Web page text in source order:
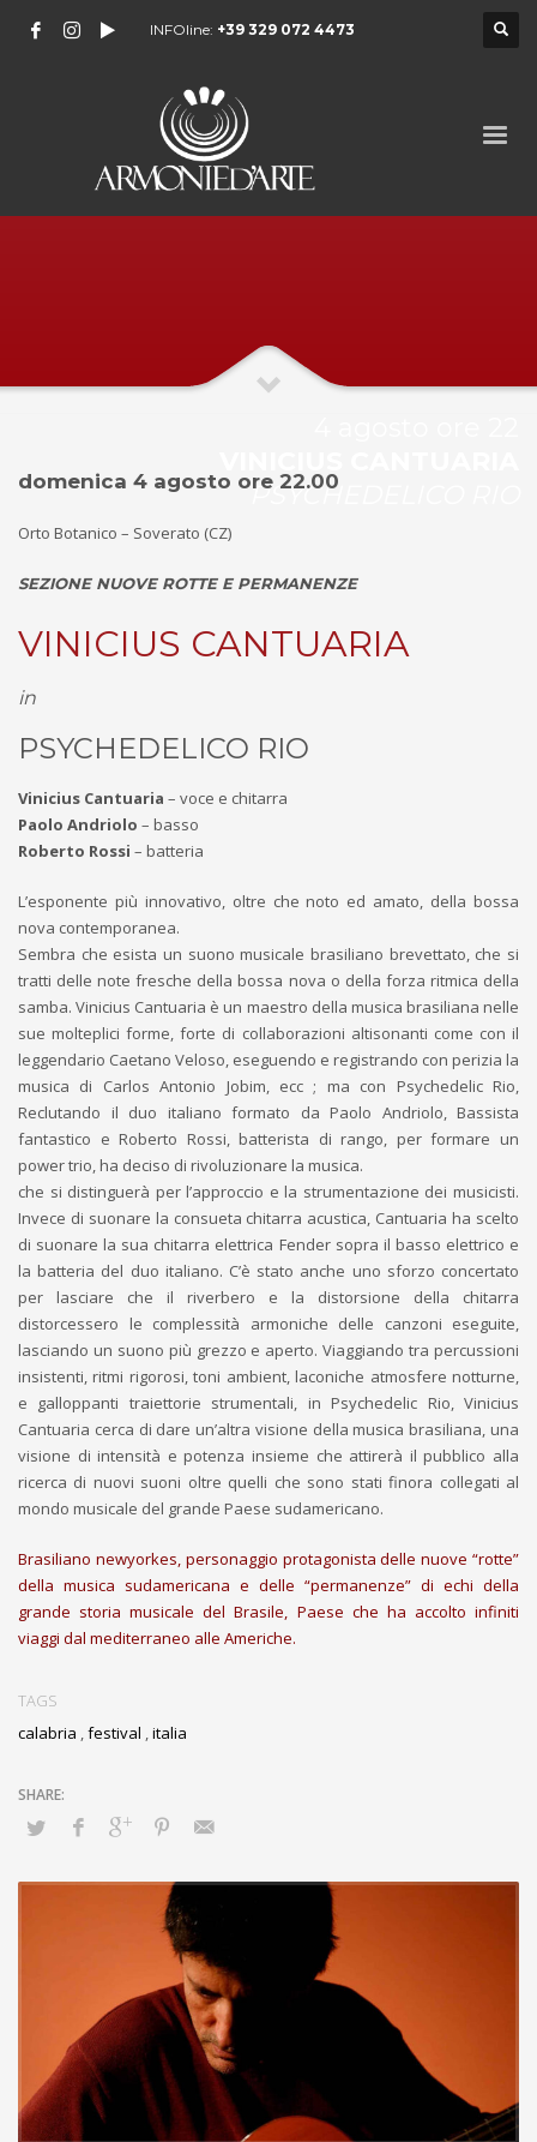
INFOline: +39 329 072 4473
PSYCHEDELICO RIO
domenica 4 agosto ore 22.00
Orto Botanico – Soverato (CZ)
SEZIONE NUOVE ROTTE E PERMANENZE
VINICIUS CANTUARIA
in
PSYCHEDELICO RIO
Vinicius Cantuaria – voce e chitarra
Paolo Andriolo – basso
Roberto Rossi – batteria
L’esponente più innovativo, oltre che noto ed amato, della bossa
nova contemporanea.
Sembra che esista un suono musicale brasiliano brevettato, che si
tratti delle note fresche della bossa nova o della forza ritmica della
samba. Vinicius Cantuaria è un maestro della musica brasiliana nelle
sue molteplici forme, forte di collaborazioni altisonanti come con il
leggendario Caetano Veloso, eseguendo e registrando con perizia la
musica di Carlos Antonio Jobim, ecc ; ma con Psychedelic Rio,
Reclutando il duo italiano formato da Paolo Andriolo, Bassista
fantastico e Roberto Rossi, batterista di rango, per formare un
power trio, ha deciso di rivoluzionare la musica.
che si distinguerà per l’approccio e la strumentazione dei musicisti.
Invece di suonare la consueta chitarra acustica, Cantuaria ha scelto
di suonare la sua chitarra elettrica Fender sopra il basso elettrico e
la batteria del duo italiano. C’è stato anche uno sforzo concertato
per lasciare che il riverbero e la distorsione della chitarra
distorcessero le complessità armoniche delle canzoni eseguite,
lasciando un suono più grezzo e aperto. Viaggiando tra percussioni
insistenti, ritmi rigorosi, toni ambient, laconiche atmosfere notturne,
e galloppanti traiettorie strumentali, in Psychedelic Rio, Vinicius
Cantuaria cerca di dare un’altra visione della musica brasiliana, una
visione di intensità e potenza insieme che attirerà il pubblico alla
ricerca di nuovi suoni oltre quelli che sono stati finora collegati al
mondo musicale del grande Paese sudamericano.
Brasiliano newyorkes, personaggio protagonista delle nuove “rotte”
della musica sudamericana e delle “permanenze” di echi della
grande storia musicale del Brasile, Paese che ha accolto infiniti
viaggi dal mediterraneo alle Americhe.
TAGS
calabria ,festival ,italia